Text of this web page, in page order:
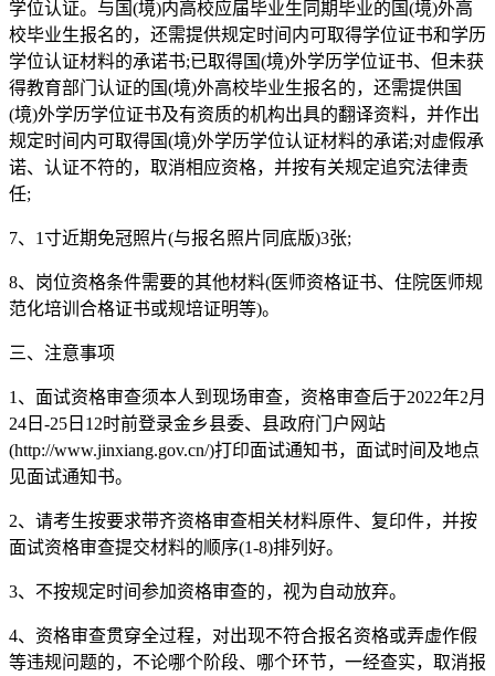
学位认证。与国(境)内高校应届毕业生同期毕业的国(境)外高
校毕业生报名的，还需提供规定时间内可取得学位证书和学历
学位认证材料的承诺书;已取得国(境)外学历学位证书、但未获
得教育部门认证的国(境)外高校毕业生报名的，还需提供国
(境)外学历学位证书及有资质的机构出具的翻译资料，并作出
规定时间内可取得国(境)外学历学位认证材料的承诺;对虚假承
诺、认证不符的，取消相应资格，并按有关规定追究法律责
任;
7、1寸近期免冠照片(与报名照片同底版)3张;
8、岗位资格条件需要的其他材料(医师资格证书、住院医师规
范化培训合格证书或规培证明等)。
三、注意事项
1、面试资格审查须本人到现场审查，资格审查后于2022年2月
24日-25日12时前登录金乡县委、县政府门户网站
(http://www.jinxiang.gov.cn/)打印面试通知书，面试时间及地点
见面试通知书。
2、请考生按要求带齐资格审查相关材料原件、复印件，并按
面试资格审查提交材料的顺序(1-8)排列好。
3、不按规定时间参加资格审查的，视为自动放弃。
4、资格审查贯穿全过程，对出现不符合报名资格或弄虚作假
等违规问题的，不论哪个阶段、哪个环节，一经查实，取消报